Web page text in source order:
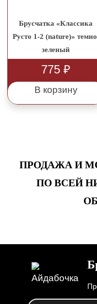
Брусчатка «Классика
Русто 1-2 (nature)»
зеленый
775₽
В корзину
ПРОДАЖА И
ПО ВСЕЙ